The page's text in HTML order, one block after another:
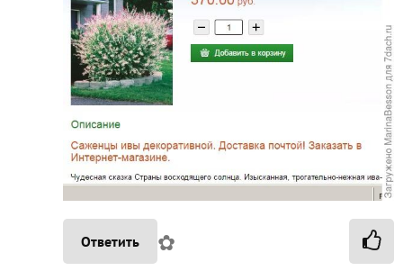
Ответить ✿